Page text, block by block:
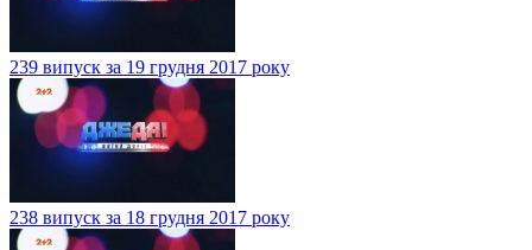
239 випуск за 19 грудня 2017 року
238 випуск за 18 грудня 2017 року